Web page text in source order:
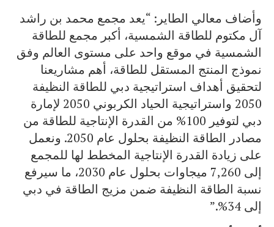
وأضاف معالي الطاير: “يعد مجمع محمد بن راشد
آل مكتوم للطاقة الشمسية، أكبر مجمع للطاقة
الشمسية في موقع واحد على مستوى العالم وفق
نموذج المنتج المستقل للطاقة، أهم مشاريعنا
لتحقيق أهداف استراتيجية دبي للطاقة النظيفة
2050 واستراتيجية الحياد الكربوني 2050 لإمارة
دبي لتوفير 100% من القدرة الإنتاجية للطاقة من
مصادر الطاقة النظيفة بحلول عام 2050. ونعمل
على زيادة القدرة الإنتاجية المخطط لها للمجمع
إلى 7,260 ميجاوات بحلول عام 2030، ما سيرفع
نسبة الطاقة النظيفة ضمن مزيج الطاقة في دبي
إلى 34%.”